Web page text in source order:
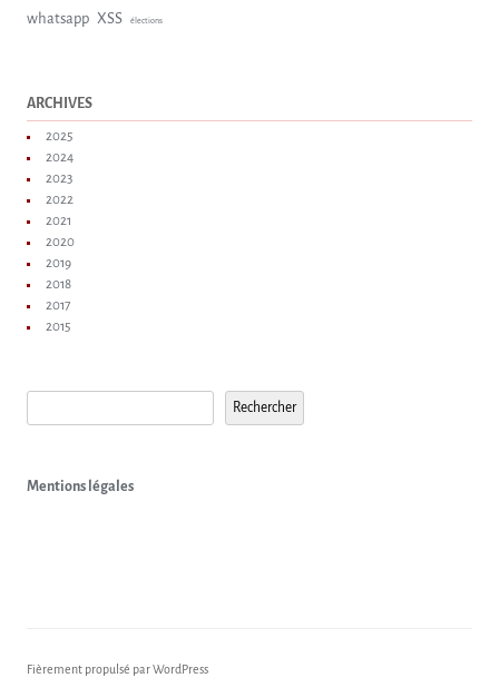
whatsapp XSS élections
ARCHIVES
2025
2024
2023
2022
2021
2020
2019
2018
2017
2015
Rechercher
Mentions légales
Fièrement propulsé par WordPress